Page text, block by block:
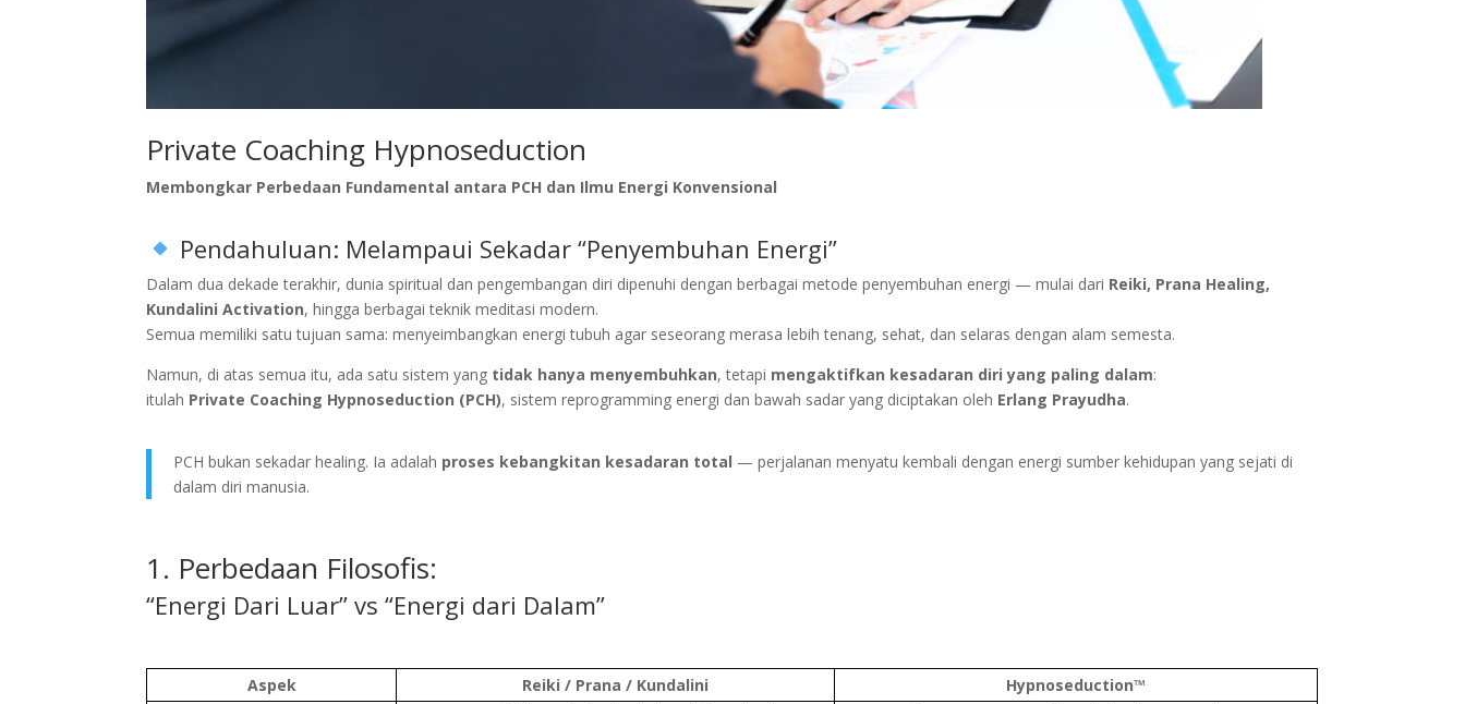
Private Coaching Hypnoseduction
Membongkar Perbedaan Fundamental antara PCH dan Ilmu Energi Konvensional
Pendahuluan: Melampaui Sekadar “Penyembuhan Energi”
Dalam dua dekade terakhir, dunia spiritual dan pengembangan diri dipenuhi dengan berbagai metode penyembuhan energi — mulai dari Reiki, Prana Healing,
Kundalini Activation, hingga berbagai teknik meditasi modern.
Semua memiliki satu tujuan sama: menyeimbangkan energi tubuh agar seseorang merasa lebih tenang, sehat, dan selaras dengan alam semesta.
Namun, di atas semua itu, ada satu sistem yang tidak hanya menyembuhkan, tetapi mengaktifkan kesadaran diri yang paling dalam:
itulah Private Coaching Hypnoseduction (PCH), sistem reprogramming energi dan bawah sadar yang diciptakan oleh Erlang Prayudha.
PCH bukan sekadar healing. Ia adalah proses kebangkitan kesadaran total — perjalanan menyatu kembali dengan energi sumber kehidupan yang sejati di
dalam diri manusia.
1. Perbedaan Filosofis:
“Energi Dari Luar” vs “Energi dari Dalam”
Aspek Reiki / Prana / Kundalini Hypnoseduction™